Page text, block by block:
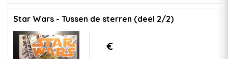
Star Wars - Tussen de sterren (deel 2/2)
€